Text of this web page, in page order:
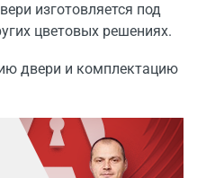
изготовляется под
цветовых решениях.
двери и комплектацию